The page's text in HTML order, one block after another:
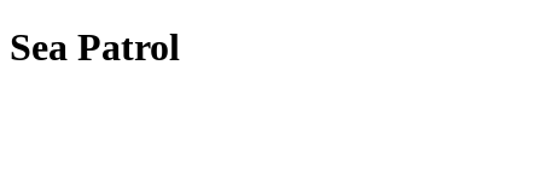
Sea Patrol